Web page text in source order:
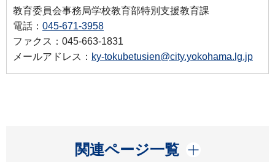
教育委員会事務局学校教育部特別支援教育課
電話： 045-671-3958
ファクス：045-663-1831
メールアドレス： ky-tokubetusien@city.yokohama.lg.jp
関連ページ一覧
開く